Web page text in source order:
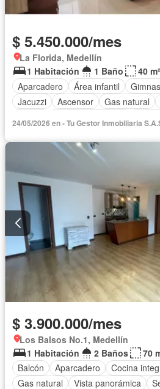
$ 5.450.000/mes
La Florida, Medellín
1 Habitación
1 Baño
40 m²
Aparcadero
Área infantil
Jacuzzi
Ascensor Gas natural
24/05/2026 en - Tu Gestor Inmobiliaria
$ 3.900.000/mes
Los Balsos No.1, Medellín
1 Habitación
2 Baños
70
Balcón
Aparcadero Cocina
Gas natural
Vista panorámica